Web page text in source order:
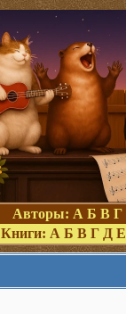
Авторы: А Б В Г
Книги: А Б В Г Д Е